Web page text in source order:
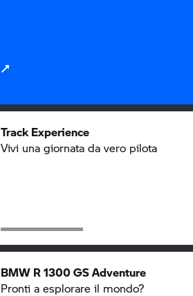
Track Experience
Vivi una giornata da vero pilota
BMW R 1300 GSAdventure
Pronti a esplorare il mondo?